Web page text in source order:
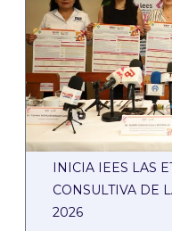
INICIA IEES LAS
CONSULTIVA DE
2026